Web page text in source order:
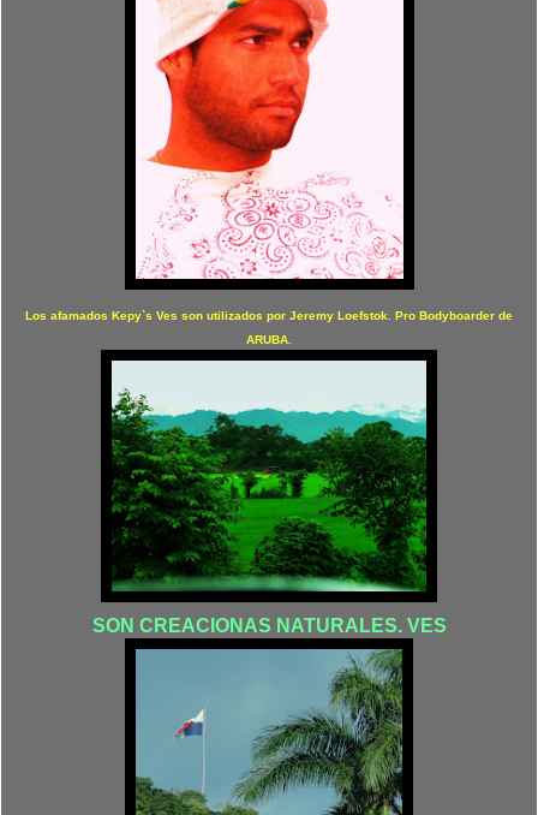
Los afamados Kepy`s Ves son utilizados por Jeremy Loefstok. Pro Bodyboarder de
ARUBA.
SON CREACIONAS NATURALES. VES